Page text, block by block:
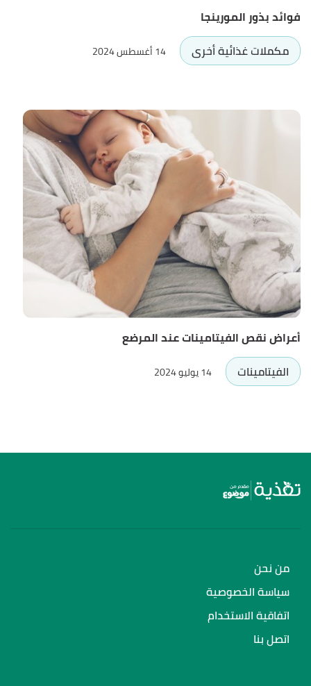
فوائد بذور المورينجا
مكملات غذائية أخرى
14 أغسطس 2024
أعراض نقص الفيتامينات عند المرضع
الفيتامينات
14 يوليو 2024
من نحن
سياسة الخصوصية
اتفاقية الاستخدام
اتصل بنا